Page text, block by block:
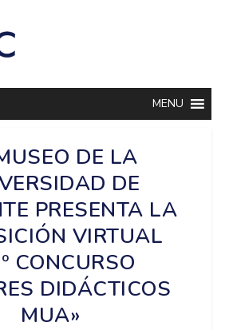
MENU
DE LA
DE
PRESENTA LA
VIRTUAL
CONCURSO
DIDÁCTICOS
MUA»